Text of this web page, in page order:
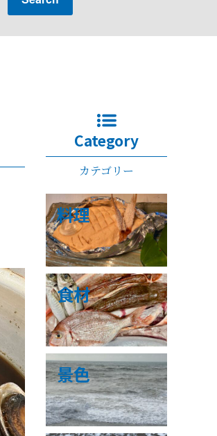
Category
カテゴリー
料理
食材
景色